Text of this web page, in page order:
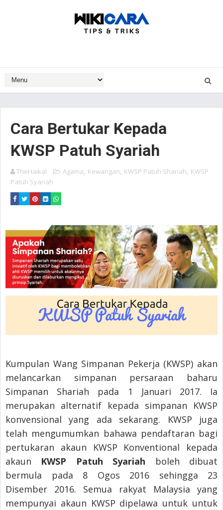
Cara Bertukar Kepada
KWSP Patuh Syariah
TheHaikal Agama, Kewangan, KWSP Patuh Shariah, KWSP
Patuh Syariah
Kumpulan Wang Simpanan Pekerja (KWSP) akan
melancarkan simpanan persaraan baharu
Simpanan Shariah pada 1 Januari 2017. Ia
merupakan alternatif kepada simpanan KWSP
konvensional yang ada sekarang. KWSP juga
telah mengumumkan bahawa pendaftaran bagi
pertukaran akaun KWSP Konventional kepada
akaun KWSP Patuh Syariah boleh dibuat
bermula pada 8 Ogos 2016 sehingga 23
Disember 2016. Semua rakyat Malaysia yang
mempunyai akaun KWSP dipelawa untuk untuk